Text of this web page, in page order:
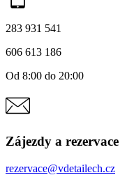
283 931 541
606 613 186
Od 8:00 do 20:00
Zájezdy a rezervace
rezervace@vdetailech.cz